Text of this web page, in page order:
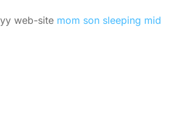
web-site mom son sleeping mid